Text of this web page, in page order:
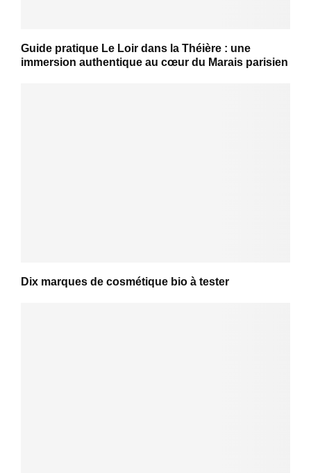
Guide pratique Le Loir dans la Théière : une
immersion authentique au cœur du Marais parisien
Dix marques de cosmétique bio à tester